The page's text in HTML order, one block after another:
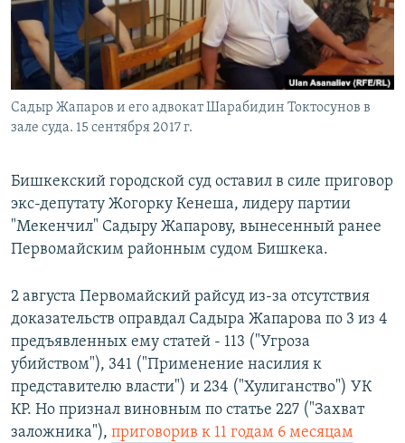
Садыр Жапаров и его адвокат Шарабидин Токтосунов в
зале суда. 15 сентября 2017 г.
Бишкекский городской суд оставил в силе приговор
экс-депутату Жогорку Кенеша, лидеру партии
"Мекенчил" Садыру Жапарову, вынесенный ранее
Первомайским районным судом Бишкека.
2 августа Первомайский райсуд из-за отсутствия
доказательств оправдал Садыра Жапарова по 3 из 4
предъявленных ему статей - ​113 ("Угроза
убийством"), 341 ("Применение насилия к
представителю власти") и 234 ("Хулиганство") УК
КР. Но признал виновным по статье 227 ("Захват
заложника"), приговорив к 11 годам 6 месяцам